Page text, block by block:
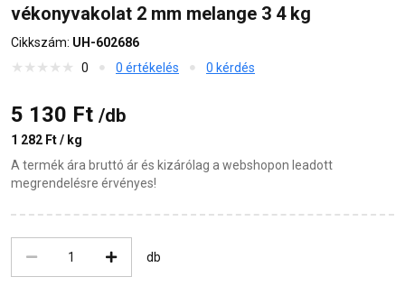
vékonyvakolat 2 mm melange 3 4 kg
Cikkszám: UH-602686
0
0 értékelés 0 kérdés
5 130 Ft /db
1 282 Ft / kg
A termék ára bruttó ár és kizárólag a webshopon leadott
megrendelésre érvényes!
db